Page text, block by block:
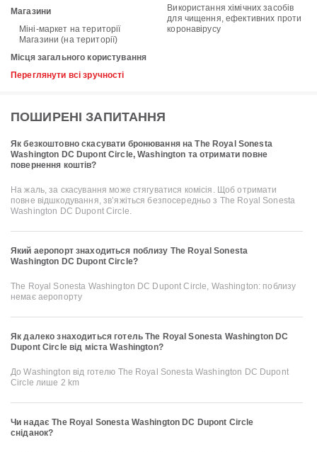
Магазини
Міні-маркет на території
Магазини (на території)
Місця загального користування
Використання хімічних засобів
для чищення, ефективних проти
коронавірусу
Переглянути всі зручності
ПОШИРЕНІ ЗАПИТАННЯ
Як безкоштовно скасувати бронювання на The Royal Sonesta
Washington DC Dupont Circle, Washington та отримати повне
повернення коштів?
На жаль, за скасування може стягуватися комісія. Щоб отримати
повне відшкодування, зв’яжіться безпосередньо з The Royal Sonesta
Washington DC Dupont Circle.
Який аеропорт знаходиться поблизу The Royal Sonesta
Washington DC Dupont Circle?
The Royal Sonesta Washington DC Dupont Circle, Washington: поблизу
немає аеропорту
Як далеко знаходиться готель The Royal Sonesta Washington DC
Dupont Circle від міста Washington?
До Washington від готелю The Royal Sonesta Washington DC Dupont
Circle лише 2 km
Чи надає The Royal Sonesta Washington DC Dupont Circle
сніданок?